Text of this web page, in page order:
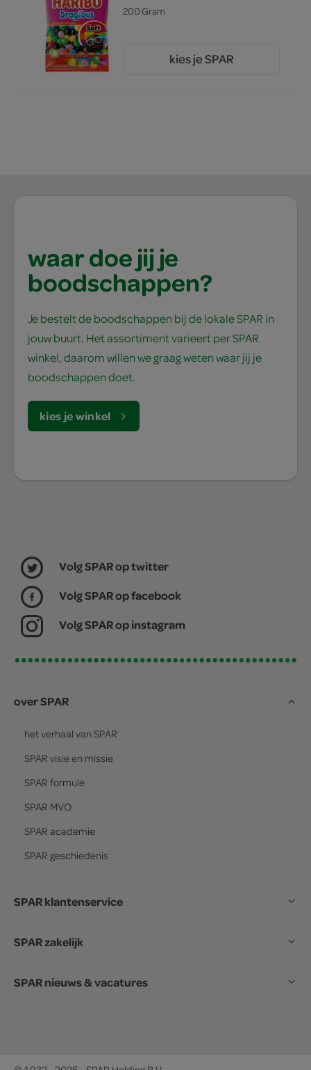
200 Gram
kies je SPAR
waar doe jij je
boodschappen?
Je bestelt de boodschappen bij de lokale SPAR in
jouw buurt. Het assortiment varieert per SPAR
winkel, daarom willen we graag weten waar jij je
boodschappen doet.
kies je winkel
Volg SPAR op twitter
Volg SPAR op facebook
Volg SPAR op instagram
over SPAR
het verhaal van SPAR
SPAR visie en missie
SPAR formule
SPAR MVO
SPAR academie
SPAR geschiedenis
SPAR klantenservice
SPAR zakelijk
SPAR nieuws & vacatures